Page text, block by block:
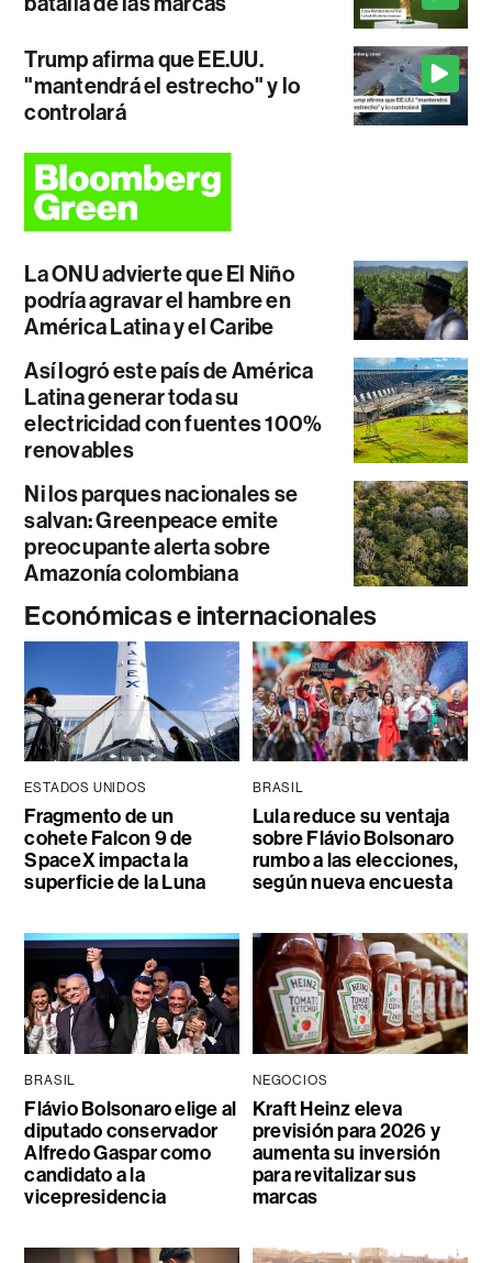
Trump afirma que EE.UU.
"mantendrá el estrecho" y lo
controlará
La ONU advierte que El Niño
podría agravar el hambre en
América Latina y el Caribe
Así logró este país de América
Latina generar toda su
electricidad con fuentes 100%
renovables
Ni los parques nacionales se
salvan: Greenpeace emite
preocupante alerta sobre
Amazonía colombiana
Económicas e internacionales
ESTADOS UNIDOS
Fragmento de un
cohete Falcon 9 de
SpaceX impacta la
superficie de la Luna
BRASIL
Lula reduce su ventaja
sobre Flávio Bolsonaro
rumbo a las elecciones,
según nueva encuesta
BRASIL
Flávio Bolsonaro elige al
diputado conservador
Alfredo Gaspar como
candidato a la
vicepresidencia
NEGOCIOS
Kraft Heinz eleva
previsión para 2026 y
aumenta su inversión
para revitalizar sus
marcas